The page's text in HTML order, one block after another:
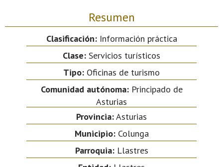
Resumen
Clasificación:Información práctica
Clase: Servicios turísticos
Tipo: Oficinas de turismo
Comunidad autónoma:Principado de
Asturias
Provincia:Asturias
Municipio:Colunga
Parroquia:Llastres